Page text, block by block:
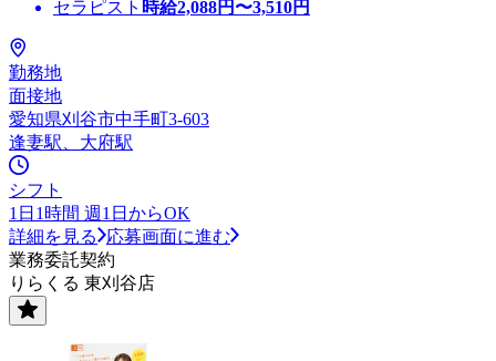
セラピスト 時給2,088円〜3,510円
勤務地
面接地
愛知県刈谷市中手町3-603
逢妻駅、大府駅
シフト
1日1時間 週1日からOK
詳細を見る
応募画面に進む
業務委託契約
りらくる 東刈谷店